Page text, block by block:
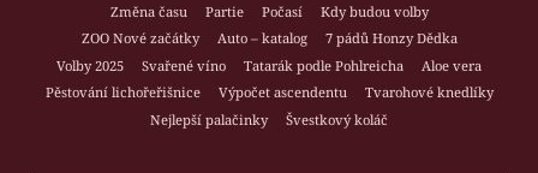
Změna času
Partie Počasí
Kdy budou volby
ZOO Nové začátky
Auto – katalog
7 pádů Honzy Dědka
Volby 2025
Svařené víno Tatarák podle Pohlreicha
Aloe vera
Pěstování lichořeřišnice
Výpočet ascendentu
Tvarohové knedlíky
Nejlepší palačinky
Švestkový koláč